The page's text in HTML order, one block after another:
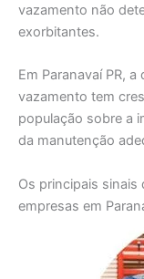
vazamento não
exorbitantes.
Em Paranavaí PR,
vazamento tem
população sobre a
da manutenção
Os principais sinais
empresas em